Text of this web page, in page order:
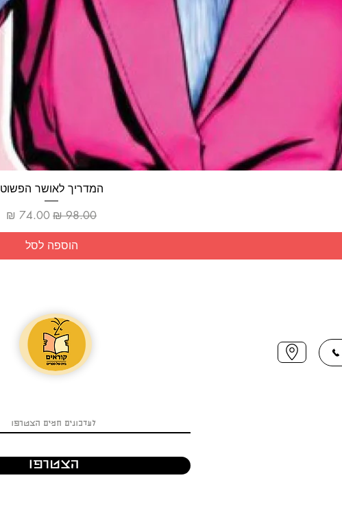
תצוגה מהירה
המדריך לאושר הפשוט
מחיר רגילמחיר מבצע
הוספה לסל
הצטרפו